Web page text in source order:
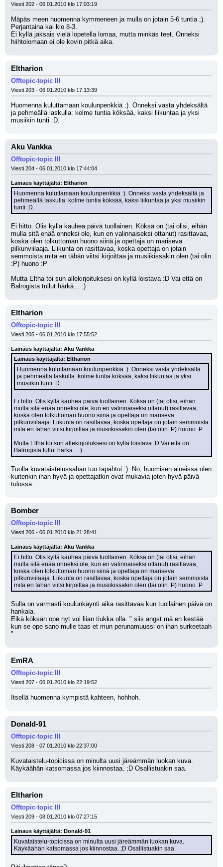
Viesti 202 - 06.01.2010 klo 17:03:19
Mäpäs meen huomenna kymmeneen ja mulla on jotain 5-6 tuntia ;).
Perjantaina kai klo 8-3.
Ei kyllä jaksais vielä lopetella lomaa, mutta minkäs teet. Onneksi
hiihtolomaan ei ole kovin pitkä aika.
Eltharion
Offtopic-topic III
Viesti 203 - 06.01.2010 klo 17:13:39
Huomenna kuluttamaan koulunpenkkiä :). Onneksi vasta yhdeksältä
ja pehmeällä laskulla: kolme tuntia köksää, kaksi liikuntaa ja yksi
musiikin tunti :D.
Aku Vankka
Offtopic-topic III
Viesti 204 - 06.01.2010 klo 17:44:04
Lainaus käyttäjältä: Eltharion
Huomenna kuluttamaan koulunpenkkiä :). Onneksi vasta yhdeksältä ja
pehmeällä laskulla: kolme tuntia köksää, kaksi liikuntaa ja yksi musiikin
tunti :D.
Ei hitto. Olis kyllä kauhea päivä tuollainen. Köksä on (tai olisi, eihän
mulla sitä enää onneksi ole, kun en valinnaiseksi ottanut) rasittavaa,
koska olen tolkuttoman huono siinä ja opettaja on mariseva
pilkunviilaaja. Liikunta on rasittavaa, koska opettaja on jotain
semmoista mitä en tähän viitsi kirjoittaa ja musiikissakin olen (tai olin
:P) huono :P
Mutta Eltha toi sun allekirjoituksesi on kyllä loistava :D Vai että on
Balrogista tullut härkä... :)
Eltharion
Offtopic-topic III
Viesti 205 - 06.01.2010 klo 17:55:52
Lainaus käyttäjältä: Aku Vankka
Lainaus käyttäjältä: Eltharion
Huomenna kuluttamaan koulunpenkkiä :). Onneksi vasta yhdeksältä
ja pehmeällä laskulla: kolme tuntia köksää, kaksi liikuntaa ja yksi
musiikin tunti :D.
Ei hitto. Olis kyllä kauhea päivä tuollainen. Köksä on (tai olisi, eihän
mulla sitä enää onneksi ole, kun en valinnaiseksi ottanut) rasittavaa,
koska olen tolkuttoman huono siinä ja opettaja on mariseva
pilkunviilaaja. Liikunta on rasittavaa, koska opettaja on jotain semmoista
mitä en tähän viitsi kirjoittaa ja musiikissakin olen (tai olin :P) huono :P
Mutta Eltha toi sun allekirjoituksesi on kyllä loistava :D Vai että on
Balrogista tullut härkä... :)
Tuolla kuvataistelussahan tuo tapahtui :). No, huomisen aineissa olen
kuitenkin ihan hyvä ja opettajatkin ovat mukavia joten hyvä päivä
tulossa.
Bomber
Offtopic-topic III
Viesti 206 - 06.01.2010 klo 21:28:41
Lainaus käyttäjältä: Aku Vankka
Ei hitto. Olis kyllä kauhea päivä tuollainen. Köksä on (tai olisi, eihän
mulla sitä enää onneksi ole, kun en valinnaiseksi ottanut) rasittavaa,
koska olen tolkuttoman huono siinä ja opettaja on mariseva
pilkunviilaaja. Liikunta on rasittavaa, koska opettaja on jotain semmoista
mitä en tähän viitsi kirjoittaa ja musiikissakin olen (tai olin :P) huono :P
Sulla on varmasti koulunkäynti aika rasittavaa kun tuollainen päivä on
hankala.
Eikä köksän ope nyt voi liian tiukka olla. " siis angst mä en kestää
kun se ope sano mulle taas et mun perunamuussi on ihan surkeetaah
"
EmRA
Offtopic-topic III
Viesti 207 - 06.01.2010 klo 22:19:52
Itsellä huomenna kympistä kahteen, hohhoh.
Donald-91
Offtopic-topic III
Viesti 208 - 07.01.2010 klo 22:37:00
Kuvataistelu-topicissa on minulta uusi järeämmän luokan kuva.
Käykäähän katsomassa jos kiinnostaa. ;D Osallistuakin saa.
Eltharion
Offtopic-topic III
Viesti 209 - 08.01.2010 klo 07:27:15
Lainaus käyttäjältä: Donald-91
Kuvataistelu-topicissa on minulta uusi järeämmän luokan kuva.
Käykäähän katsomassa jos kiinnostaa. ;D Osallistuakin saa.